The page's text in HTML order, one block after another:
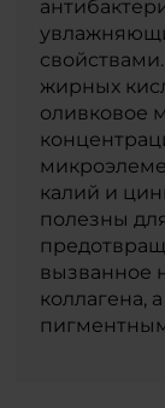
жирных
оливковое
калий и
полезны
вызванное
коллагена,